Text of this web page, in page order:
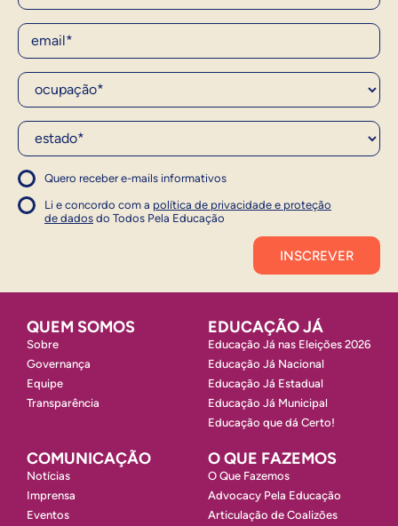
E-Mail
Ocupação*
Estado*
Quero receber e-mails informativos
1
Concordo com a política
Concordo com a política
Li e concordo com a política de privacidade e proteção
de dados do Todos Pela Educação
1
QUEM SOMOS
Sobre
Governança
Equipe
Transparência
EDUCAÇÃO JÁ
Educação Já nas Eleições 2026
Educação Já Nacional
Educação Já Estadual
Educação Já Municipal
Educação que dá Certo!
COMUNICAÇÃO
Notícias
Imprensa
Eventos
O QUE FAZEMOS
O Que Fazemos
Advocacy Pela Educação
Articulação de Coalizões